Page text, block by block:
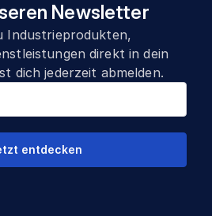
Newsletter
Industrieprodukten,
direkt in dein
dich jederzeit abmelden.
entdecken